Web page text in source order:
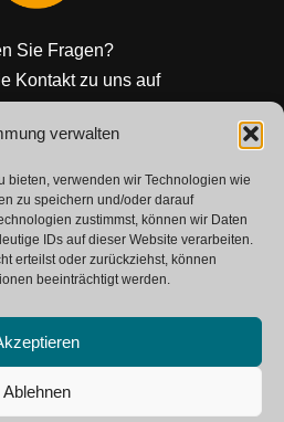
verwalten
bieten, verwenden wir Technologien wie
zu speichern und/oder darauf
zustimmst, können wir Daten
IDs auf dieser Website verarbeiten.
erteilst oder zurückziehst, können
beeinträchtigt werden.
Ablehnen
Sie Fragen?
Kontakt zu uns auf